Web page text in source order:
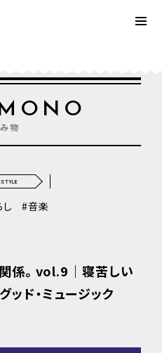
物
音楽
関係。vol.9｜寝苦しい
ッド・ミュージック